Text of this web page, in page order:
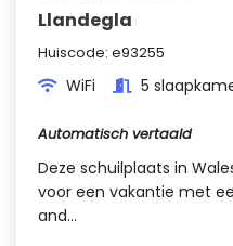
Llandegla
Huiscode: e93255
WiFi 5
Automatisch vertaald
Deze schuilplaats in
voor een vakantie met
and...